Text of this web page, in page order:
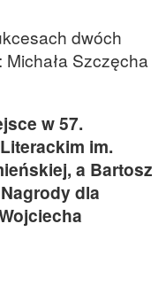
dwóch
Szczęcha
w 57.
im.
a Bartosz
dla